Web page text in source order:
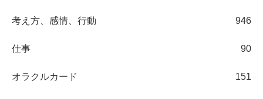
考え方、感情、行動 946
仕事 90
オラクルカード 151